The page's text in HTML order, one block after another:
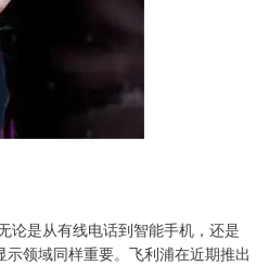
论是从有线电话到智能手机，还是
领域同样重要。飞利浦在近期推出